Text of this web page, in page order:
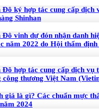
ký hợp tác cung cấp dịch
Shinhan
vinh dự đón nhận danh
năm 2022 do Hội thẩm
hợp tác cung cấp dịch vụ
công thương Việt Nam
giá là gì? Các chuẩn mực
2024